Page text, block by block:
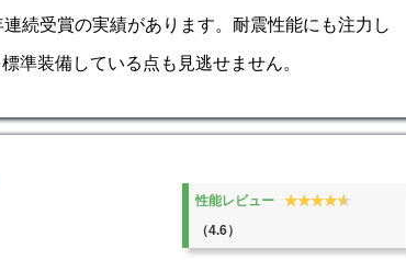
続受賞の実績があります。耐震性能にも注力し
準装備している点も見逃せません。
性能レビュー ★★★★★
★★★★★
（4.6）